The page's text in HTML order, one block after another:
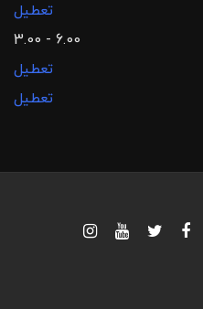
تعطیل
3.00 - 6.00
تعطیل
تعطیل